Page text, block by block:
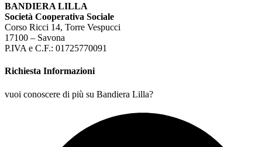
BANDIERA LILLA
Società Cooperativa Sociale
Corso Ricci 14, Torre Vespucci
17100 – Savona
P.IVA e C.F.: 01725770091
Richiesta Informazioni
vuoi conoscere di più su Bandiera Lilla?